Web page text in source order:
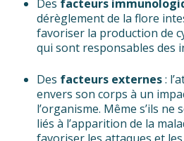
Des facteurs
dérèglement de la flore
favoriser la production de
qui sont responsables des
Des facteurs externes:
envers son corps à un
l’organisme. Même s’ils
liés à l’apparition de la